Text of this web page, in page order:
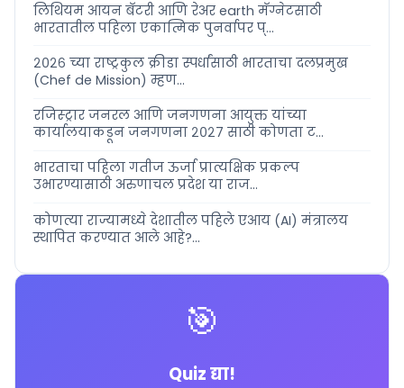
लिथियम आयन बॅटरी आणि रेअर earth मॅग्नेटसाठी
भारतातील पहिला एकात्मिक पुनर्वापर प्...
२०२६ च्या राष्ट्रकुल क्रीडा स्पर्धांसाठी भारताचा दलप्रमुख
(Chef de Mission) म्हण...
रजिस्ट्रार जनरल आणि जनगणना आयुक्त यांच्या
कार्यालयाकडून जनगणना २०२७ साठी कोणता ट...
भारताचा पहिला गतीज ऊर्जा प्रात्यक्षिक प्रकल्प
उभारण्यासाठी अरुणाचल प्रदेश या राज...
कोणत्या राज्यामध्ये देशातील पहिले एआय (AI) मंत्रालय
स्थापित करण्यात आले आहे?...
🎯
Quiz द्या!